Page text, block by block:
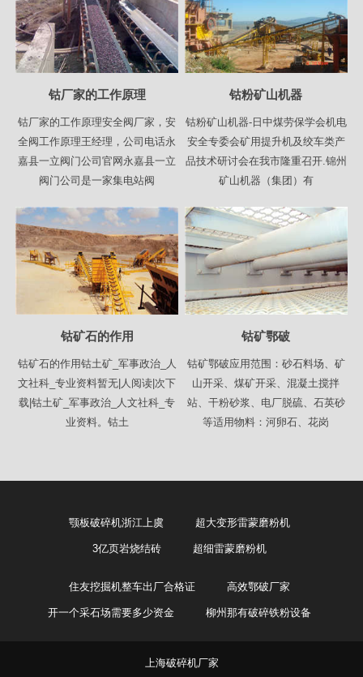
钴厂家的工作原理
钴厂家的工作原理安全阀厂家，安
全阀工作原理王经理，公司电话永
嘉县一立阀门公司官网永嘉县一立
阀门公司是一家集电站阀
钴粉矿山机器
钴粉矿山机器-日中煤劳保学会机电
安全专委会矿用提升机及绞车类产
品技术研讨会在我市隆重召开.锦州
矿山机器（集团）有
钴矿石的作用
钴矿石的作用钴土矿_军事政治_人
文社科_专业资料暂无|人阅读|次下
载|钴土矿_军事政治_人文社科_专
业资料。钴土
钴矿鄂破
钴矿鄂破应用范围：砂石料场、矿
山开采、煤矿开采、混凝土搅拌
站、干粉砂浆、电厂脱硫、石英砂
等适用物料：河卵石、花岗
颚板破碎机浙江上虞 超大变形雷蒙磨粉机
3亿页岩烧结砖 超细雷蒙磨粉机
住友挖掘机整车出厂合格证 高效鄂破厂家
开一个采石场需要多少资金 柳州那有破碎铁粉设备
上海破碎机厂家